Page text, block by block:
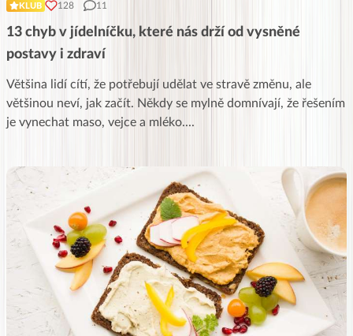
KLUB 128 11
13 chyb v jídelníčku, které nás drží od vysněné
postavy i zdraví
Většina lidí cítí, že potřebují udělat ve stravě změnu, ale
většinou neví, jak začít. Někdy se mylně domnívají, že řešením
je vynechat maso, vejce a mléko....